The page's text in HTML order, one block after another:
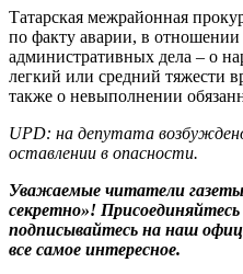
Татарская межрайонная
по факту аварии, в
административных дела – о
легкий или средний тяжести
также о невыполнении
UPD: на депутата
оставлении в опасности.
Уважаемые читатели
секретно»!
подписывайтесь на наш
все самое интересное.